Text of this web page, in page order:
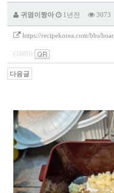
귀염이짱아 1년전 3073
https://recipekorea.com/bbs/
(1680)
다음글